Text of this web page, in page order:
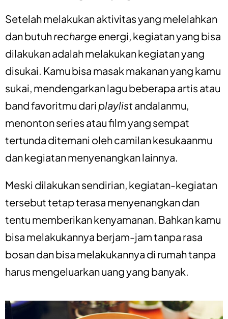
Setelah melakukan aktivitas yang melelahkan
dan butuhrechargeenergi, kegiatan yang bisa
dilakukan adalah melakukan kegiatan yang
disukai. Kamu bisa masak makanan yang kamu
sukai, mendengarkan lagu beberapa artis atau
band favoritmu dari playlistandalanmu,
menonton series atau film yang sempat
tertunda ditemani oleh camilan kesukaanmu
dan kegiatan menyenangkan lainnya.
Meski dilakukan sendirian, kegiatan-kegiatan
tersebut tetap terasa menyenangkan dan
tentu memberikan kenyamanan. Bahkan kamu
bisa melakukannya berjam-jam tanpa rasa
bosan dan bisa melakukannya di rumah tanpa
harus mengeluarkan uang yang banyak.